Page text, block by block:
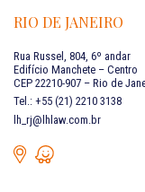
RIO DE JANEIRO
Rua Russel, 804, 6º andar
Edifício Manchete – Centro
CEP 22210-907 – Rio de
Tel.: +55 (21) 2210 3138
lh_rj@lhlaw.com.br